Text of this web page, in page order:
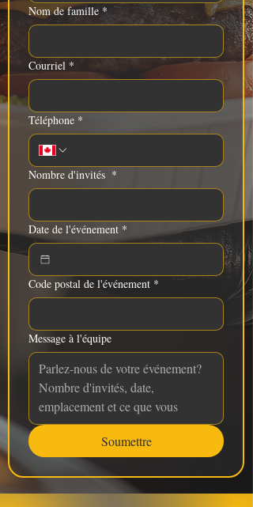
Nom de famille *
Courriel *
Téléphone *
Nombre d'invités *
Date de l'événement *
Code postal de l'événement *
Message à l'équipe
Soumettre